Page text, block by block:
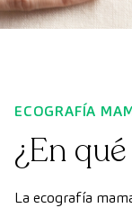
ECOGRAFÍA
¿En
La ecografía